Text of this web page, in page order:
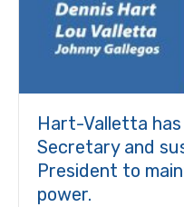
Hart-Valletta
Secretary and
President to
power.